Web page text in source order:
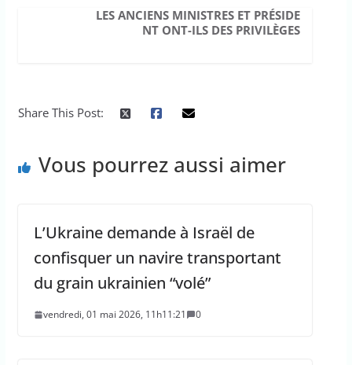
LES ANCIENS MINISTRES ET PRÉSIDE
NT ONT-ILS DES PRIVILÈGES
Share This Post:
Vous pourrez aussi aimer
L’Ukraine demande à Israël de
confisquer un navire transportant
du grain ukrainien “volé”
vendredi, 01 mai 2026, 11h11:21 0